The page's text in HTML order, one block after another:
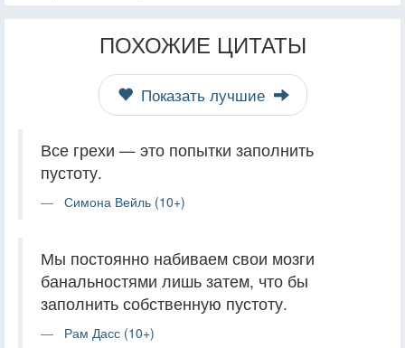
ПОХОЖИЕ ЦИТАТЫ
Показать лучшие
Все грехи — это попытки заполнить
пустоту.
Симона Вейль (10+)
Мы постоянно набиваем свои мозги
банальностями лишь затем, что бы
заполнить собственную пустоту.
Рам Дасс (10+)